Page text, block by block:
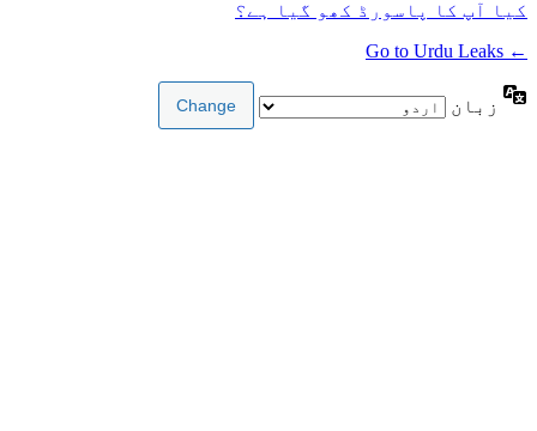
کیا آپ کا پاسورڈ کھو گیا ہے؟
← Go to Urdu Leaks
زبان